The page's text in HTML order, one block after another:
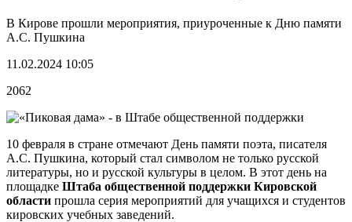
В Кирове прошли мероприятия, приуроченные к Дню памяти
А.С. Пушкина
11.02.2024 10:05
2062
10 февраля в стране отмечают День памяти поэта, писателя
А.С. Пушкина, который стал символом не только русской
литературы, но и русской культуры в целом. В этот день на
площадке Штаба общественной поддержки Кировской
области прошла серия мероприятий для учащихся и студентов
кировских учебных заведений.